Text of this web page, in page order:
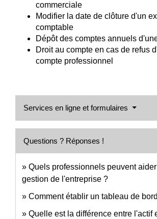
commerciale
Modifier la date de clôture d'un
comptable
Dépôt des comptes annuels
Droit au compte en cas de refus
compte professionnel
Services en ligne et formulaires
Questions ? Réponses !
Quels professionnels peuvent
gestion de l'entreprise ?
Comment établir un tableau de
Quelle est la différence entre l'actif